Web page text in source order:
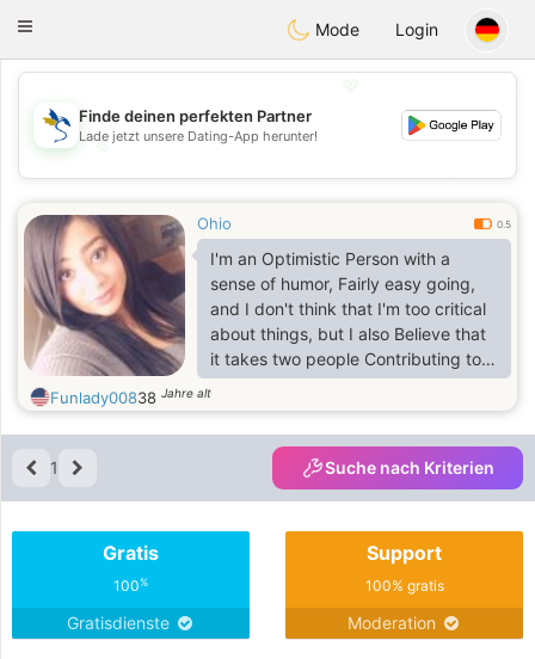
SvenskaDating
Toggle
Mode Login
💖
💕
Finde deinen perfekten Partner
Lade jetzt unsere Dating-App herunter!
Ohio 0.5
I'm an Optimistic Person with a
sense of humor, Fairly easy going,
and I don't think that I'm too critical
about things, but I also Believe that
it takes two people Contributing to a
relationship to make it Work I have
several Hobbies because I really
love to enjoy life so much. Some of
them like Swimming, playing Video
games, Dancing, Reading, Listening
out With friends and visiting the
Funlady00838 Jahre alt
1 Suche nach Kriterien
Gratis
100%
Gratisdienste
Support
100% gratis
Moderation